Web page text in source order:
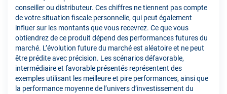
conseiller ou distributeur. Ces chiffres ne tiennent pas compte
de votre situation fiscale personnelle, qui peut également
influer sur les montants que vous recevrez. Ce que vous
obtiendrez de ce produit dépend des performances futures du
marché. L’évolution future du marché est aléatoire et ne peut
être prédite avec précision. Les scénarios défavorable,
intermédiaire et favorable présentés représentent des
exemples utilisant les meilleure et pire performances, ainsi que
la performance moyenne de l’univers d’investissement du